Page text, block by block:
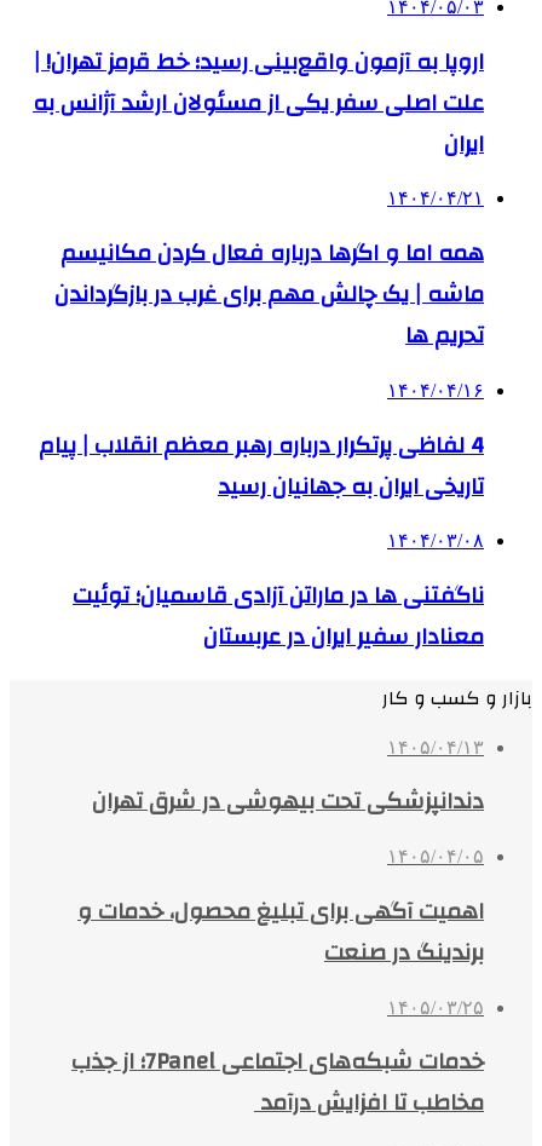
۱۴۰۴/۰۵/۰۳
اروپا به آزمون واقع‌بینی رسید؛ خط قرمز تهران! |
علت اصلی سفر یکی از مسئولان ارشد آژانس به
ایران
۱۴۰۴/۰۴/۲۱
همه اما و اگرها درباره فعال کردن مکانیسم
ماشه | یک چالش مهم برای غرب در بازگرداندن
تحریم ها
۱۴۰۴/۰۴/۱۶
4 لفاظی پرتکرار درباره رهبر معظم انقلاب | پیام
تاریخی ایران به جهانیان رسید
۱۴۰۴/۰۳/۰۸
ناگفتنی ها در ماراتن آزادی قاسمیان؛ توئیت
معنادار سفیر ایران در عربستان
بازار و کسب و کار
۱۴۰۵/۰۴/۱۳
دندانپزشکی تحت بیهوشی در شرق تهران
۱۴۰۵/۰۴/۰۵
اهمیت آگهی برای تبلیغ محصول، خدمات و
برندینگ در صنعت
۱۴۰۵/۰۳/۲۵
خدمات شبکه‌های اجتماعی 7Panel؛ از جذب
مخاطب تا افزایش درآمد